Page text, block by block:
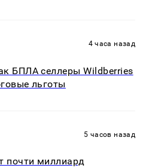
4 часа назад
БПЛА селлеры Wildberries
льготы
5 часов назад
почти миллиард